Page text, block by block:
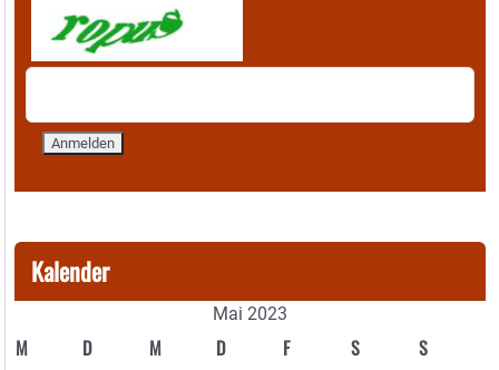
Kalender
Mai 2023
M D M D F S S